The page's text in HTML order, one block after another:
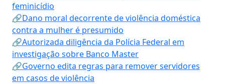
feminicídio
🔗Dano moral decorrente de violência doméstica
contra a mulher é presumido
🔗Autorizada diligência da Polícia Federal em
investigação sobre Banco Master
🔗Governo edita regras para remover servidores
em casos de violência